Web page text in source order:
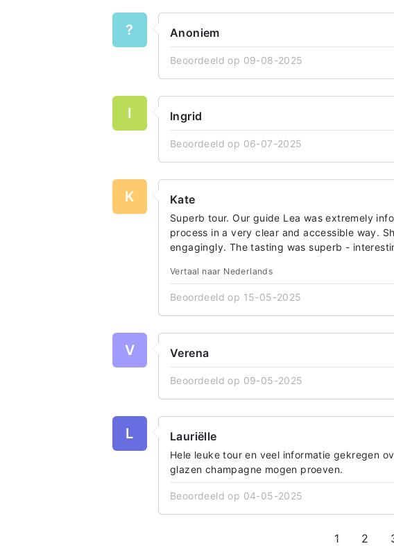
? Anoniem
Beoordeeld op 09-08-2025
I Ingrid
Beoordeeld op 06-07-2025
K Kate
Superb tour. Our guide Lea was extremely
process in a very clear and accessible way.
engagingly. The tasting was superb -
Vertaal naar Nederlands
Beoordeeld op 15-05-2025
V Verena
Beoordeeld op 09-05-2025
L Lauriëlle
Hele leuke tour en veel informatie gekregen
glazen champagne mogen proeven.
Beoordeeld op 04-05-2025
1 2